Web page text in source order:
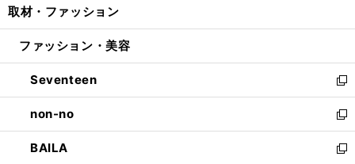
開
ウ
開
く
ン
ウ
で
開
く
ウ
ン
ド
ウ
で
開
く
取材・ファッション
ファッション・美容
Seventeen
新
し
い
ウ
ィ
non-no
新
し
い
BAILA
新